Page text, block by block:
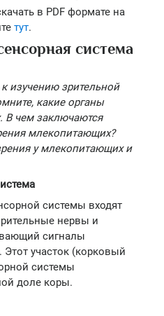
в PDF формате на
тут.
система
изучению зрительной
какие органы
В чем заключаются
млекопитающих?
у млекопитающих и
системы входят
нервы и
сигналы
участок (корковый
системы
доле коры.